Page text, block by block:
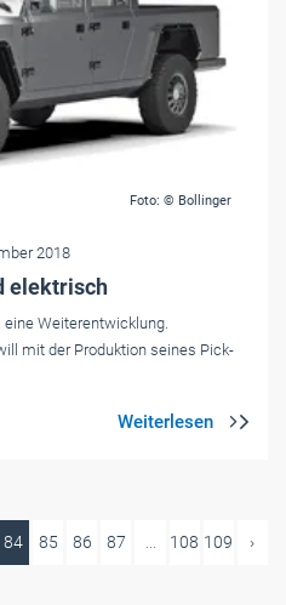
Foto: © Bollinger
2018
elektrisch
eine Weiterentwicklung.
mit der Produktion seines Pick-
84 85 86 87 ... 108 109 ›